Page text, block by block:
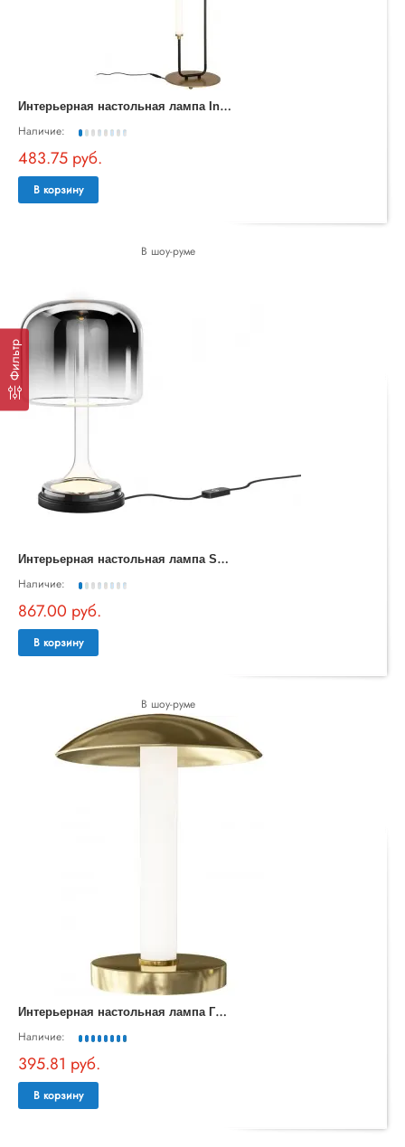
Фильтр
И
нтерьерная настольная лампа Inspire 4100-1T
Наличие:
483.75 руб.
В корзину
В шоу-руме
И
нтерьерная настольная лампа Spirito MOD286TL-L8B3K
Наличие:
867.00 руб.
В корзину
В шоу-руме
И
нтерьерная настольная лампа Гарда 07065
Наличие:
395.81 руб.
В корзину